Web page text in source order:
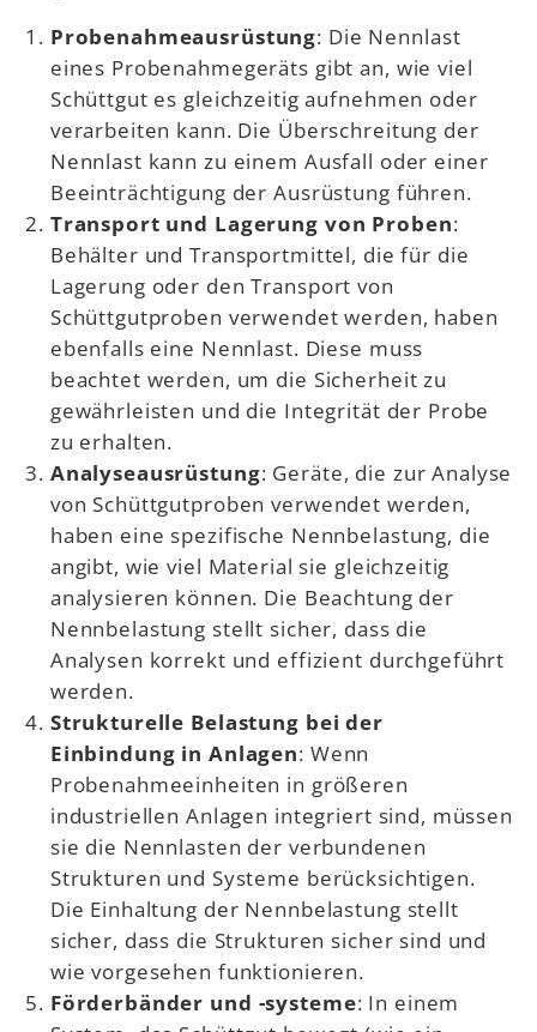
Probenahmeausrüstung: Die Nennlast
eines Probenahmegeräts gibt an, wie viel
Schüttgut es gleichzeitig aufnehmen oder
verarbeiten kann. Die Überschreitung der
Nennlast kann zu einem Ausfall oder einer
Beeinträchtigung der Ausrüstung führen.
Transport und Lagerung von Proben:
Behälter und Transportmittel, die für die
Lagerung oder den Transport von
Schüttgutproben verwendet werden, haben
ebenfalls eine Nennlast. Diese muss
beachtet werden, um die Sicherheit zu
gewährleisten und die Integrität der Probe
zu erhalten.
Analyseausrüstung: Geräte, die zur Analyse
von Schüttgutproben verwendet werden,
haben eine spezifische Nennbelastung, die
angibt, wie viel Material sie gleichzeitig
analysieren können. Die Beachtung der
Nennbelastung stellt sicher, dass die
Analysen korrekt und effizient durchgeführt
werden.
Strukturelle Belastung bei der
Einbindung in Anlagen: Wenn
Probenahmeeinheiten in größeren
industriellen Anlagen integriert sind, müssen
sie die Nennlasten der verbundenen
Strukturen und Systeme berücksichtigen.
Die Einhaltung der Nennbelastung stellt
sicher, dass die Strukturen sicher sind und
wie vorgesehen funktionieren.
Förderbänder und -systeme: In einem